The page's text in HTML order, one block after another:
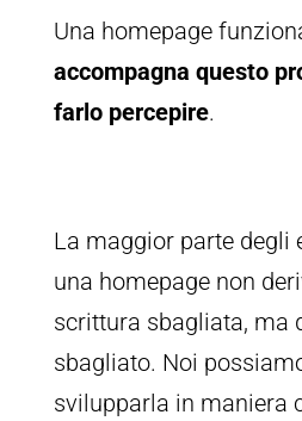
Una homepage
accompagna questo
farlo percepire.
La maggior parte degli
una homepage non
scrittura sbagliata, ma
sbagliato. Noi
svilupparla in maniera